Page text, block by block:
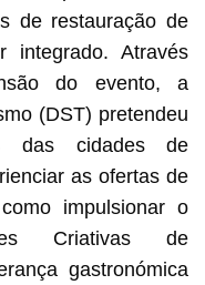
de restauração de
integrado. Através
do evento, a
(DST) pretendeu
das cidades de
as ofertas de
impulsionar o
Criativas de
gastronómica